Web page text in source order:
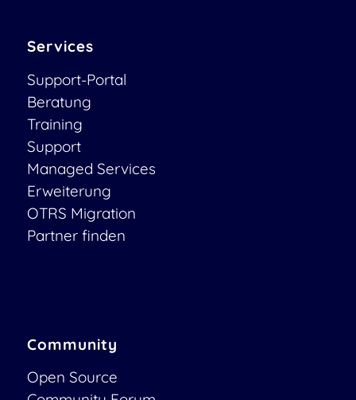
Services
Support-Portal
Beratung
Training
Support
Managed Services
Erweiterung
OTRS Migration
Partner finden
Community
Open Source